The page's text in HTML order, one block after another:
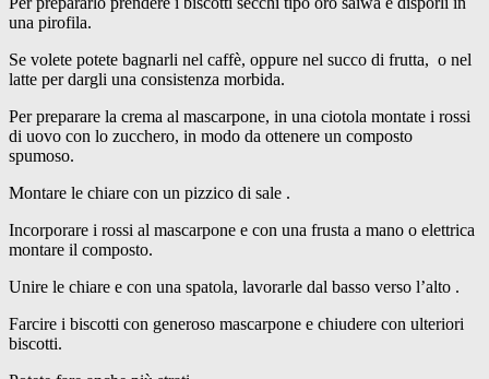
una pirofila.
Se volete potete bagnarli nel caffè, oppure nel succo di frutta, o nel
latte per dargli una consistenza morbida.
Per preparare la crema al mascarpone, in una ciotola montate i rossi
di uovo con lo zucchero, in modo da ottenere un composto
spumoso.
Montare le chiare con un pizzico di sale .
Incorporare i rossi al mascarpone e con una frusta a mano o elettrica
montare il composto.
Unire le chiare e con una spatola, lavorarle dal basso verso l’alto .
Farcire i biscotti con generoso mascarpone e chiudere con ulteriori
biscotti.